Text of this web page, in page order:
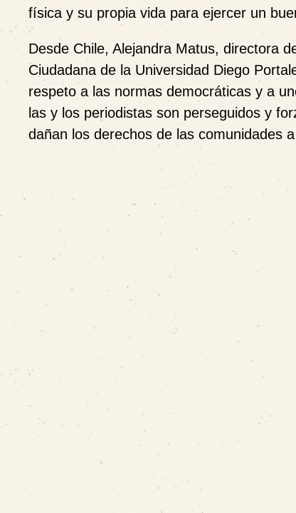
física y su propia vida para ejercer un
Desde Chile, Alejandra Matus, directora
Ciudadana de la Universidad Diego
respeto a las normas democráticas y a
las y los periodistas son perseguidos y
dañan los derechos de las comunidades